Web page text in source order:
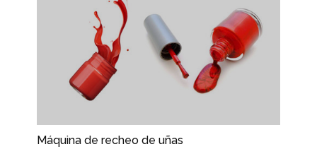
Máquina de recheo de uñas